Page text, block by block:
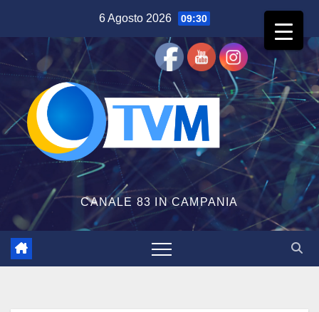
contenuto
6 Agosto 2026 09:30
CANALE 83 IN CAMPANIA